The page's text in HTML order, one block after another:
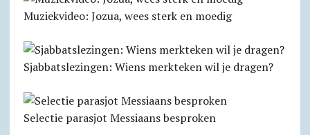
Muziekvideo: Jozua, wees sterk en moedig
Sjabbatslezingen: Wiens merkteken wil je dragen?
Selectie parasjot Messiaans besproken